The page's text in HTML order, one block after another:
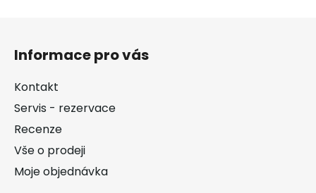
Informace pro vás
Kontakt
Servis - rezervace
Recenze
Vše o prodeji
Moje objednávka